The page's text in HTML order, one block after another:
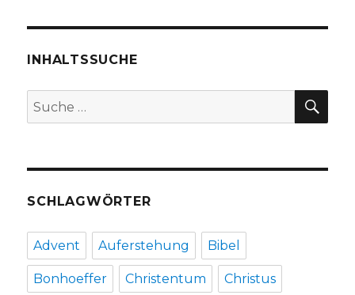
Ausstellung
Lippstadt
im
in
und
INHALTSSUCHE
Suche
nach:
SCHLAGWÖRTER
Advent Auferstehung Bibel
Bonhoeffer Christentum Christus